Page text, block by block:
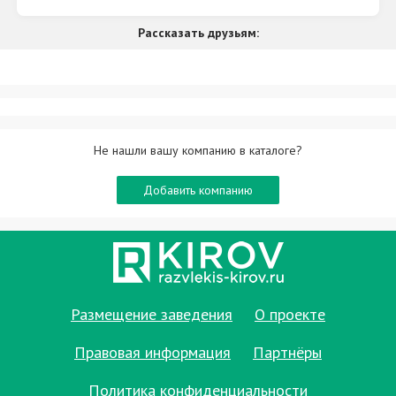
Рассказать друзьям:
Не нашли вашу компанию в каталоге?
Добавить компанию
Размещение заведения
О проекте
Правовая информация
Партнёры
Политика конфиденциальности